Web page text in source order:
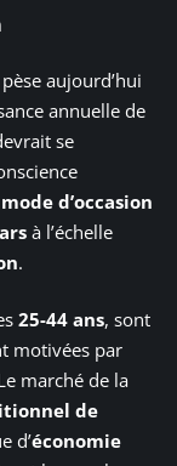
aujourd’hui
annuelle de
se
mode d’occasion
à l’échelle
.
25-44 ans, sont
motivées par
marché de la
de
d’économie